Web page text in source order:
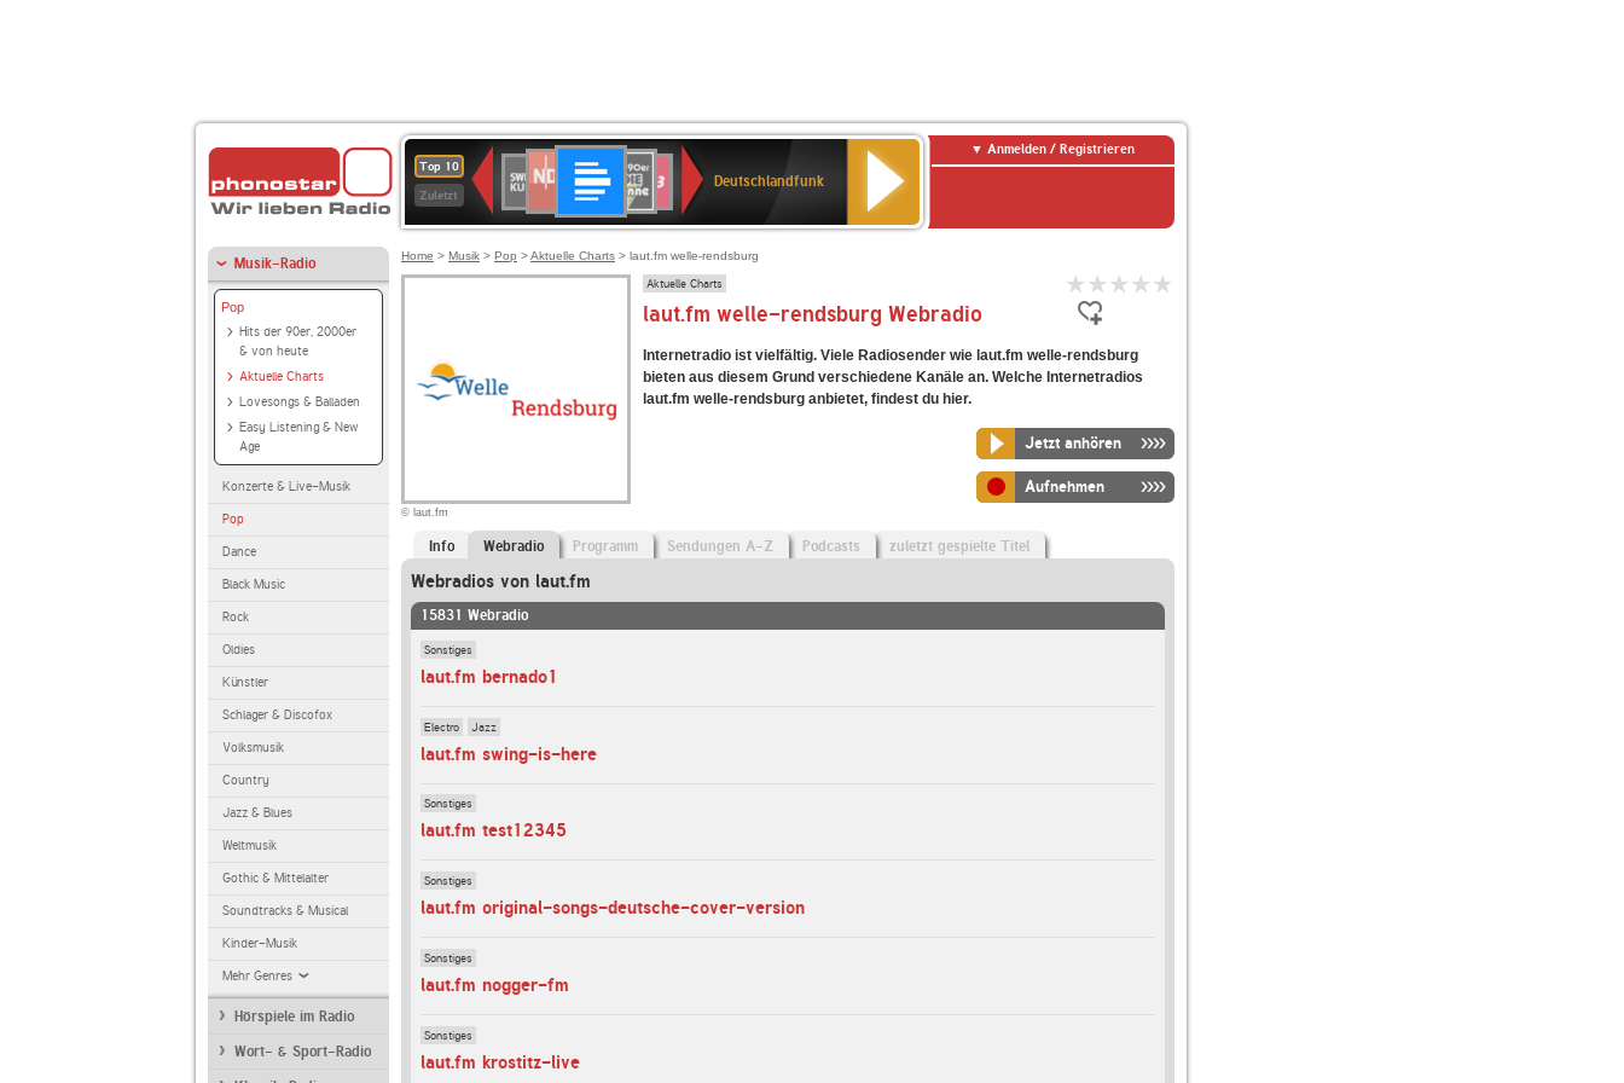
Top 10
Zuletzt
Deutschlandfunk
80er
90er
OLDIE
ANTENNE
SWR3
SWR
Kultur
2
Deutschlandfunk
Anmelden / Registrieren
Musik-Radio
Pop
Hits der 90er, 2000er
& von heute
Aktuelle Charts
Lovesongs & Balladen
Easy Listening & New
Age
Konzerte & Live-Musik
Pop
Dance
Black Music
Rock
Oldies
Künstler
Schlager & Discofox
Volksmusik
Country
Jazz & Blues
Weltmusik
Gothic & Mittelalter
Soundtracks & Musical
Kinder-Musik
Mehr Genres
Hörspiele im Radio
Wort- & Sport-Radio
Home > Musik > Pop >Aktuelle Charts > laut.fm welle-rendsburg
© laut.fm
Aktuelle Charts
laut.fm welle-rendsburg Webradio
Internetradio ist vielfältig. Viele Radiosender wie laut.fm welle-rendsburg
bieten aus diesem Grund verschiedene Kanäle an. Welche Internetradios
laut.fm welle-rendsburg anbietet, findest du hier.
Jetzt anhören
Aufnehmen
Info Webradio Programm Sendungen A-Z Podcasts zuletzt gespielte Titel
Webradios von laut.fm
15831 Webradio
Sonstiges
laut.fm bernado1
Electro Jazz
laut.fm swing-is-here
Sonstiges
laut.fm test12345
Sonstiges
laut.fm original-songs-deutsche-cover-version
Sonstiges
laut.fm nogger-fm
Sonstiges
laut.fm krostitz-live